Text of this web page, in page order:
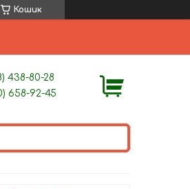
Кошик
438-80-28
658-92-45